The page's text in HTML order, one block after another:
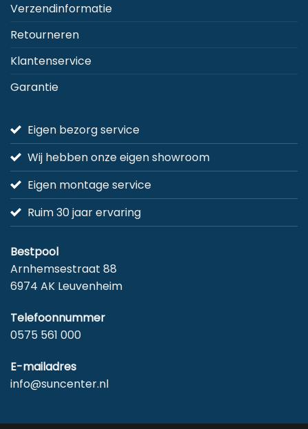
Verzendinformatie
Retourneren
Klantenservice
Garantie
Eigen bezorg service
Wij hebben onze eigen showroom
Eigen montage service
Ruim 30 jaar ervaring
Bestpool
Arnhemsestraat 88
6974 AK Leuvenheim
Telefoonnummer
0575 561 000
E-mailadres
info@suncenter.nl